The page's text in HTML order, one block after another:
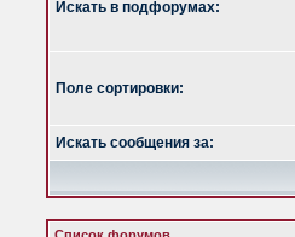
Искать в подфорумах:
Поле сортировки:
Искать сообщения за: